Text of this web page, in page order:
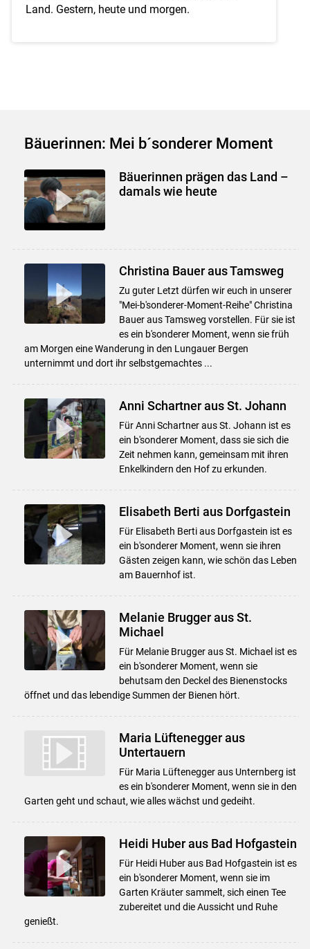
Skip to main content
Land. Gestern, heute und morgen.
Bäuerinnen: Mei b´sonderer Moment
Bäuerinnen prägen das Land –
damals wie heute
Christina Bauer aus Tamsweg
Zu guter Letzt dürfen wir euch in unserer
"Mei-b'sonderer-Moment-Reihe" Christina
Bauer aus Tamsweg vorstellen. Für sie ist
es ein b'sonderer Moment, wenn sie früh
am Morgen eine Wanderung in den Lungauer Bergen
unternimmt und dort ihr selbstgemachtes ...
Anni Schartner aus St. Johann
Für Anni Schartner aus St. Johann ist es
ein b'sonderer Moment, dass sie sich die
Zeit nehmen kann, gemeinsam mit ihren
Enkelkindern den Hof zu erkunden.
Elisabeth Berti aus Dorfgastein
Für Elisabeth Berti aus Dorfgastein ist es
ein b'sonderer Moment, wenn sie ihren
Gästen zeigen kann, wie schön das Leben
am Bauernhof ist.
Melanie Brugger aus St.
Michael
Für Melanie Brugger aus St. Michael ist es
ein b'sonderer Moment, wenn sie
behutsam den Deckel des Bienenstocks
öffnet und das lebendige Summen der Bienen hört.
Maria Lüftenegger aus
Untertauern
Für Maria Lüftenegger aus Unternberg ist
es ein b'sonderer Moment, wenn sie in den
Garten geht und schaut, wie alles wächst und gedeiht.
Heidi Huber aus Bad Hofgastein
Für Heidi Huber aus Bad Hofgastein ist es
ein b'sonderer Moment, wenn sie im
Garten Kräuter sammelt, sich einen Tee
zubereitet und die Aussicht und Ruhe
genießt.